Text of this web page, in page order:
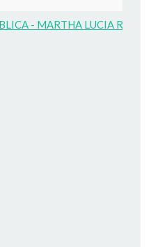
- MARTHA LUCIA